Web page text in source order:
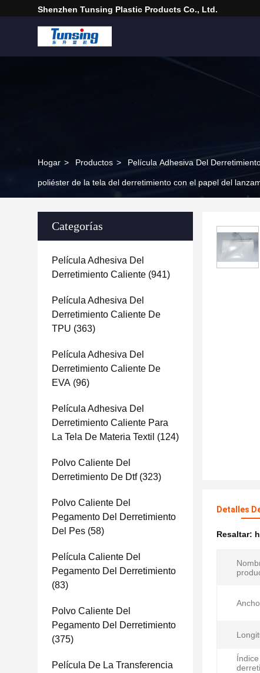
Shenzhen Tunsing Plastic Products Co., Ltd.
Hogar > Productos > Película Adhesiva Del
poliéster de la tela del derretimiento con el papel del
Categorías
Película Adhesiva Del
Derretimiento Caliente (941)
Película Adhesiva Del
Derretimiento Caliente De
TPU (363)
Película Adhesiva Del
Derretimiento Caliente De
EVA (96)
Película Adhesiva Del
Derretimiento Caliente Para
La Tela De Materia Textil (124)
Polvo Caliente Del
Derretimiento De Dtf(323)
Polvo Caliente Del
Pegamento Del Derretimiento
Del Pes (58)
Película Caliente Del
Pegamento Del Derretimiento
(83)
Polvo Caliente Del
Pegamento Del Derretimiento
(375)
Película De La Transferencia
Detalles
Resaltar: